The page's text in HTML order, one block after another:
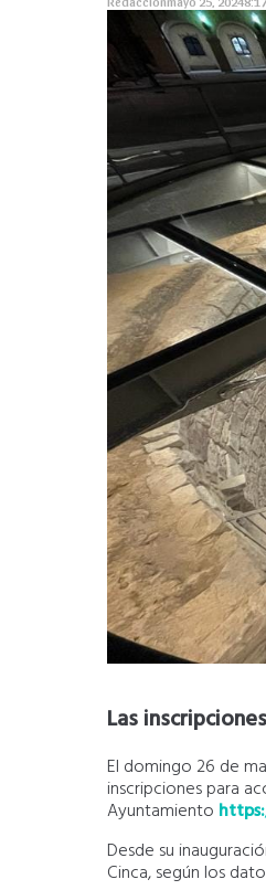
Las
El domingo 26 de
inscripciones para
Ayuntamiento
Desde su
Cinca, según los